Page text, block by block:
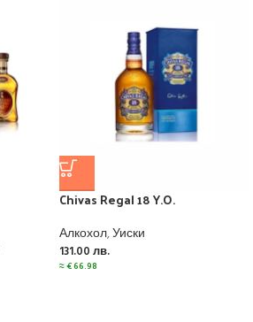
Chivas Regal 18 Y.O.
Алкохол,Уиски
131.00 лв.
≈€66.98